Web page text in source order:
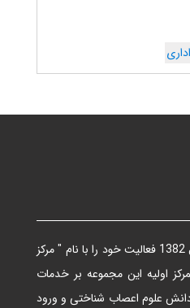
اداری
مرکز سلامت ذهن وصال از سال 1382 فعالیت خود را با نام " مرکز
اولیه این مجموعه بر خدمات
علوم اعصاب شناختی و ورود